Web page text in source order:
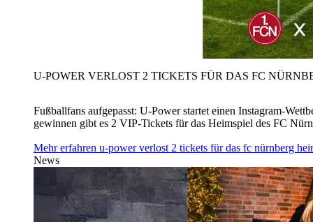
U‑POWER VERLOST 2 TICKETS FÜR DAS FC
Fußballfans aufgepasst: U‑Power startet einen Instagram-
gewinnen gibt es 2 VIP-Tickets für das Heimspiel des FC
Mehr erfahren u‑power verlost 2 tickets für das fc nürnberg
News